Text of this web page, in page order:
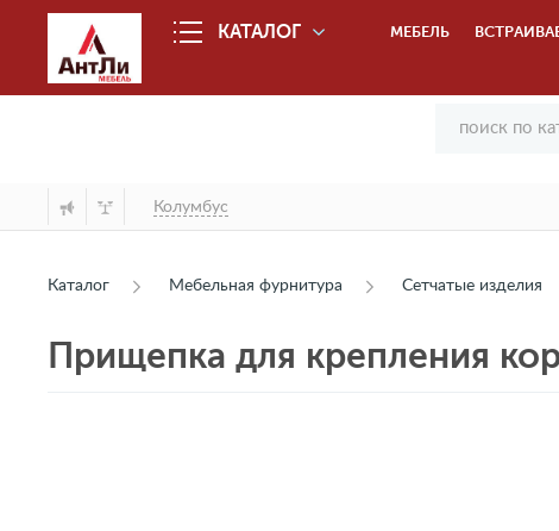
КАТАЛОГ МЕБЕЛЬ
Колумбус
Каталог Мебельная фурнитура Сетчатые изделия
Прищепка для крепления